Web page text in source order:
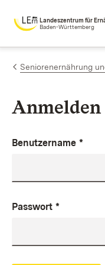
Zum Inhalt
Landeszentrum für
Baden-Württemberg
Seniorenernährung
Anmelden
Benutzername *
Passwort *